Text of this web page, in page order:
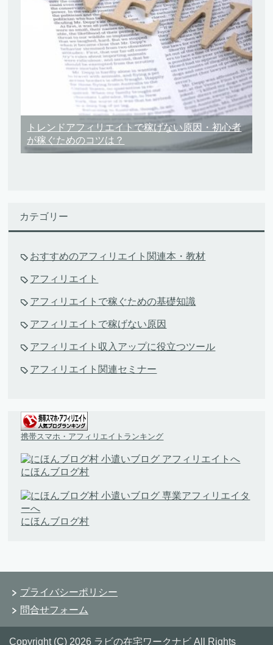
トレンドアフィリエイトで稼げない原因・初心者
が稼ぐためのコツは？
カテゴリー
おすすめのアフィリエイト関連本・教材
アフィリエイト
アフィリエイトで稼ぐための基礎知識
アフィリエイトで稼げない原因
アフィリエイト収入アップに役立つツール
アフィリエイト関連セミナー
携帯スマホ・アフィリエイトランキング
にほんブログ村
にほんブログ村
プライバシーポリシー
問合せフォーム
Copyright (C) 2026 ラビの在宅ワークナビ All Rights